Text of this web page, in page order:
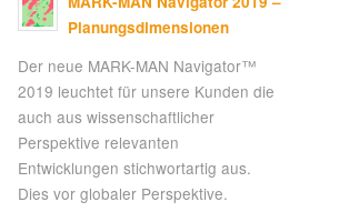
Planungsdimensionen
Der neue MARK-MAN Navigator™
2019 leuchtet für unsere Kunden die
auch aus wissenschaftlicher
Perspektive relevanten
Entwicklungen stichwortartig aus.
Dies vor globaler Perspektive.